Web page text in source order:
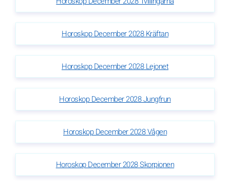
Horoskop December 2028 Kräftan
Horoskop December 2028 Lejonet
Horoskop December 2028 Jungfrun
Horoskop December 2028 Vågen
Horoskop December 2028 Skorpionen